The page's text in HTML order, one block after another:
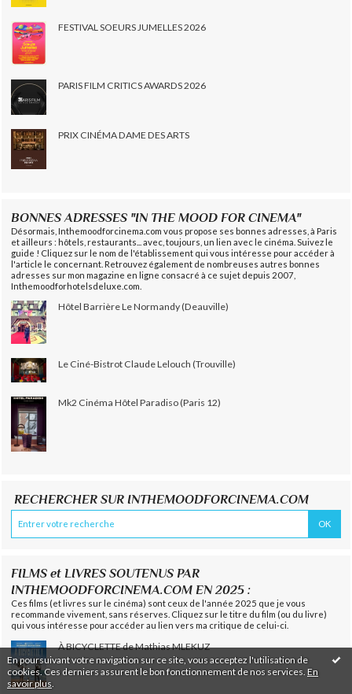
En poursuivant votre navigation sur ce site, vous acceptez l'utilisation de
cookies. Ces derniers assurent le bon fonctionnement de nos services. En
savoir plus
FESTIVAL SOEURS JUMELLES 2026
PARIS FILM CRITICS AWARDS 2026
PRIX CINÉMA DAME DES ARTS
BONNES ADRESSES "IN THE MOOD FOR CINEMA"
Désormais, Inthemoodforcinema.com vous propose ses bonnes adresses, à Paris
et ailleurs : hôtels, restaurants... avec, toujours, un lien avec le cinéma. Suivez le
guide ! Cliquez sur le nom de l'établissement qui vous intéresse pour accéder à
l'article le concernant. Retrouvez également de nombreuses autres bonnes
adresses sur mon magazine en ligne consacré à ce sujet depuis 2007,
Inthemoodforhotelsdeluxe.com.
Hôtel Barrière Le Normandy (Deauville)
Le Ciné-Bistrot Claude Lelouch (Trouville)
Mk2 Cinéma Hôtel Paradiso (Paris 12)
RECHERCHER SUR INTHEMOODFORCINEMA.COM
FILMS et LIVRES SOUTENUS PAR
INTHEMOODFORCINEMA.COM EN 2025 :
Ces films (et livres sur le cinéma) sont ceux de l'année 2025 que je vous
recommande vivement, sans réserves. Cliquez sur le titre du film (ou du livre)
qui vous intéresse pour accéder au lien vers ma critique de celui-ci.
À BICYCLETTE de Mathias MLEKUZ